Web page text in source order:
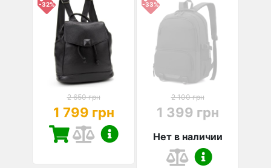
-32%
2 650 грн
1 799 грн
-33%
2 100 грн
1 399 грн
Нет в наличии